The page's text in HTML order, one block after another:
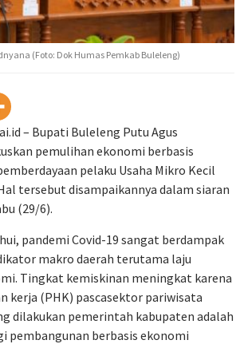
(Foto: Dok Humas Pemkab Buleleng)
– Bupati Buleleng Putu Agus
pemulihan ekonomi berbasis
pelaku Usaha Mikro Kecil
tersebut disampaikannya dalam siaran
(29/6).
pandemi Covid-19 sangat berdampak
makro daerah terutama laju
Tingkat kemiskinan meningkat karena
kerja (PHK) pascasektor pariwisata
dilakukan pemerintah kabupaten adalah
pembangunan berbasis ekonomi